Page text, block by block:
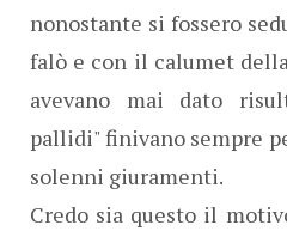
nonostante si fossero
falò e con il calumet
avevano mai dato
pallidi" finivano sempre
solenni giuramenti.
Credo sia questo il